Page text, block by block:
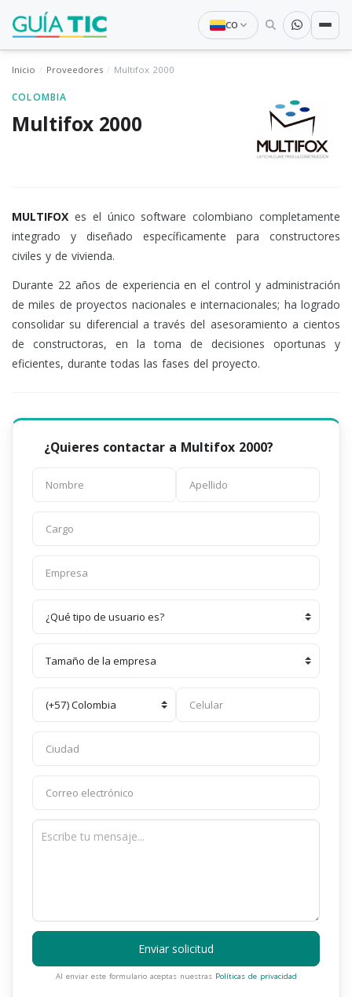
CO
Inicio Proveedores Multifox 2000
COLOMBIA
Multifox 2000
MULTIFOX es el único software colombiano completamente
integrado y diseñado específicamente para constructores
civiles y de vivienda.
Durante 22 años de experiencia en el control y administración
de miles de proyectos nacionales e internacionales; ha logrado
consolidar su diferencial a través del asesoramiento a cientos
de constructoras, en la toma de decisiones oportunas y
eficientes, durante todas las fases del proyecto.
¿Quieres contactar a Multifox 2000?
Al enviar este formulario aceptas nuestras Políticas de privacidad
Enviar solicitud